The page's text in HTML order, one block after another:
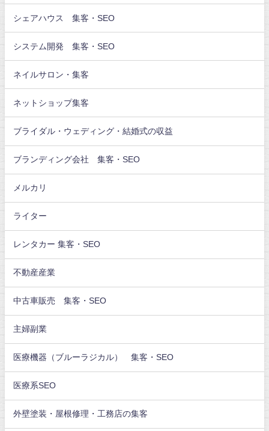
シェアハウス 集客・SEO
システム開発 集客・SEO
ネイルサロン・集客
ネットショップ集客
ブライダル・ウェディング・結婚式の収益
ブランディング会社 集客・SEO
メルカリ
ライター
レンタカー 集客・SEO
不動産産業
中古車販売 集客・SEO
主婦副業
医療機器（ブルーラジカル） 集客・SEO
医療系SEO
外壁塗装・屋根修理・工務店の集客